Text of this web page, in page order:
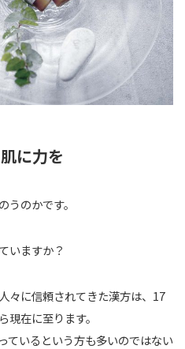
に力を
うのかです。
いますか？
々に信頼されてきた漢方は、17
在に至ります。
ているという方も多いのではない